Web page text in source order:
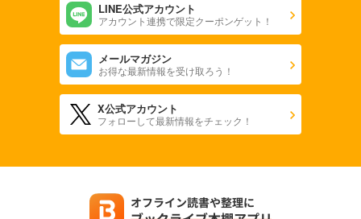
LINE公式アカウント
アカウント連携で限定クーポンゲット！
メールマガジン
お得な最新情報を受け取ろう！
X公式アカウント
フォローして最新情報をチェック！